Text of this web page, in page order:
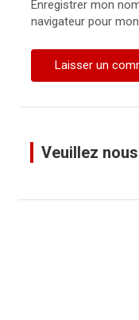
Enregistrer mon
navigateur pour
Veuillez